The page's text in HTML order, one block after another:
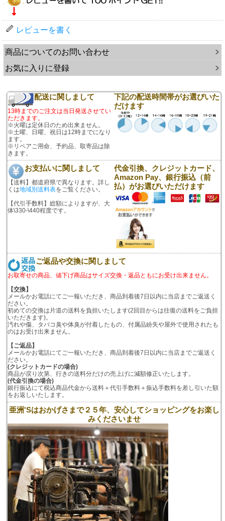
レビューを書く
商品についてのお問い合わせ
お気に入りに登録
配送に関しまして
13時までのご注文は当日発送させてい
ただきます。
※火曜は定休日のため出来ません。
※土曜、日曜、祝日は12時までになり
ます。
※リペアご用命、予約品、取寄品は除
きます。
下記の配送時間帯がお選びいた
だけます
お支払いに関しまして
【送料】都道府県で異なります。詳し
くは地域別送料表をご覧ください。
【代引手数料】総額によりますが、大
体\330-\440程度です。
代金引換、クレジットカード、
Amazon Pay、銀行振込（前
払）がお選びいただけます
ご返品や交換に関しまして
お取寄せの商品、値下げ商品はサイズ交換・返品ともにお受け出来ません。
【交換】
メールかお電話にてご一報いただき、商品到着後7日以内に当店までご返送く
ださい。
初めての交換は片道の送料を負担いたします(2回目からは往復の送料をご負担
いただきます)。
汚れや傷、タバコ臭や体臭が付着したもの、付属品紛失や屋外で使用されたも
のはお受け出来ません。
【ご返品】
メールかお電話にてご一報いただき、商品到着後7日以内に当店までご返送く
ださい。
(クレジットカードの場合)
商品が戻り次第、行きの送料分だけの売上げに減額修正いたします。
(代金引換の場合)
銀行振込にて税込商品代金から送料＋代引手数料＋振込手数料を差し引いた額
をお返しいたします。
亜洲'Sはおかげさまで２５年、安心してショッピングをお楽し
みくださいませ